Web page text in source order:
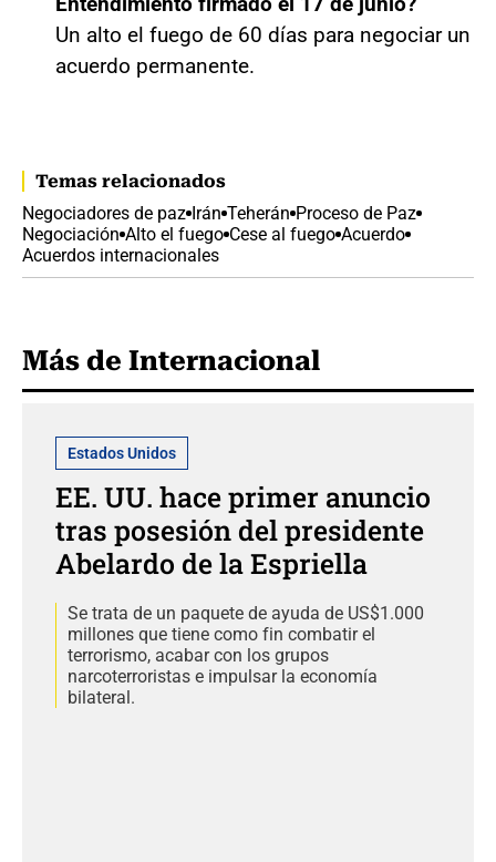
Un alto el fuego de 60 días para negociar un
acuerdo permanente.
Temas relacionados
Negociadores de paz Irán Teherán Proceso de Paz
Negociación Alto el fuego Cese al fuego Acuerdo
Acuerdos internacionales
Más de Internacional
Estados Unidos
EE. UU. hace primer anuncio
tras posesión del presidente
Abelardo de la Espriella
Se trata de un paquete de ayuda de US$1.000
millones que tiene como fin combatir el
terrorismo, acabar con los grupos
narcoterroristas e impulsar la economía
bilateral.